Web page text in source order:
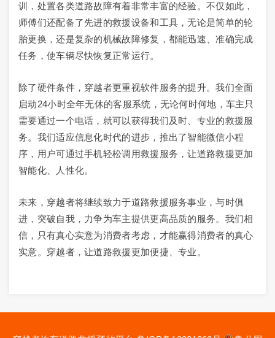
训，处置各类道路故障有着非常丰富的经验。不仅如此，
师傅们还配备了先进的救援设备和工具，无论是简单的轮
胎更换，还是复杂的机械故障修复，都能迅速、准确完成
任务，使车辆尽快恢复正常运行。
除了硬件条件，穿越者更重视软件服务的提升。我们全面
启动24小时全年无休的客服系统，无论何时何地，车主只
需要通过一个电话，就可以获得我们及时、专业的救援服
务。我们适应信息化时代的进步，推出了智能微信小程
序，用户可通过手机轻松调用救援服务，让道路救援更加
智能化、人性化。
未来，穿越者将继续致力于道路救援服务事业，与时俱
进，突破自我，力争为车主提供更高品质的服务。我们相
信，只有真心实意为消费者考虑，才能赢得消费者的真心
实意。穿越者，让道路救援更加便捷、专业。